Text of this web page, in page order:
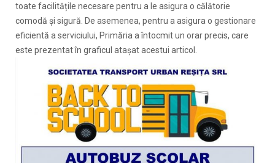
toate facilitățile necesare pentru a le asigura o călătorie
comodă și sigură. De asemenea, pentru a asigura o gestionare
eficientă a serviciului, Primăria a întocmit un orar precis, care
este prezentat în graficul atașat acestui articol.